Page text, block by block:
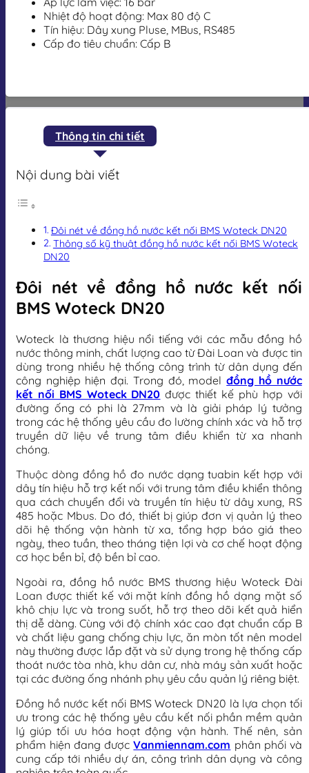
Nhiệt độ hoạt động: Max 80 độ C
Tín hiệu: Dây xung Pluse, MBus, RS485
Cấp đo tiêu chuẩn: Cấp B
Thông tin chi tiết
Nội dung bài viết
Đôi nét về đồng hồ nước kết nối BMS Woteck DN20
Thông số kỹ thuật đồng hồ nước kết nối BMS Woteck
DN20
Đôi nét về đồng hồ nước kết nối
BMS Woteck DN20
Woteck là thương hiệu nổi tiếng với các mẫu đồng hồ
nước thông minh, chất lượng cao từ Đài Loan và được tin
dùng trong nhiều hệ thống công trình từ dân dụng đến
công nghiệp hiện đại. Trong đó, modelđồng hồ nước
kết nối BMS Woteck DN20 được thiết kế phù hợp với
đường ống có phi là 27mm và là giải pháp lý tưởng
trong các hệ thống yêu cầu đo lường chính xác và hỗ trợ
truyền dữ liệu về trung tâm điều khiển từ xa nhanh
chóng.
Thuộc dòng đồng hồ đo nước dạng tuabin kết hợp với
dây tín hiệu hỗ trợ kết nối với trung tâm điều khiển thông
qua cách chuyển đổi và truyền tín hiệu từ dây xung, RS
485 hoặc Mbus. Do đó, thiết bị giúp đơn vị quản lý theo
dõi hệ thống vận hành từ xa, tổng hợp báo giá theo
ngày, theo tuần, theo tháng tiện lợi và cơ chế hoạt động
cơ học bền bỉ, độ bền bỉ cao.
Ngoài ra, đồng hồ nước BMS thương hiệu Woteck Đài
Loan được thiết kế với mặt kính đồng hồ dạng mặt số
khô chịu lực và trong suốt, hỗ trợ theo dõi kết quả hiển
thị dễ dàng. Cùng với độ chính xác cao đạt chuẩn cấp B
và chất liệu gang chống chịu lực, ăn mòn tốt nên model
này thường được lắp đặt và sử dụng trong hệ thống cấp
thoát nước tòa nhà, khu dân cư, nhà máy sản xuất hoặc
tại các đường ống nhánh phụ yêu cầu quản lý riêng biệt.
Đồng hồ nước kết nối BMS Woteck DN20 là lựa chọn tối
ưu trong các hệ thống yêu cầu kết nối phần mềm quản
lý giúp tối ưu hóa hoạt động vận hành. Thế nên, sản
phẩm hiện đang đượcVanmiennam.com phân phối và
cung cấp tới nhiều dự án, công trình dân dụng và công